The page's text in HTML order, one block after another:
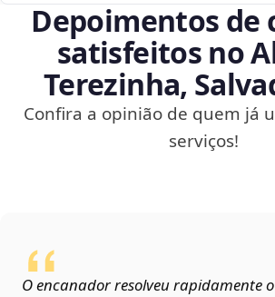
Depoimentos de
satisfeitos no
Terezinha,
Confira a opinião de quem já
serviços!
O encanador resolveu rapidamente